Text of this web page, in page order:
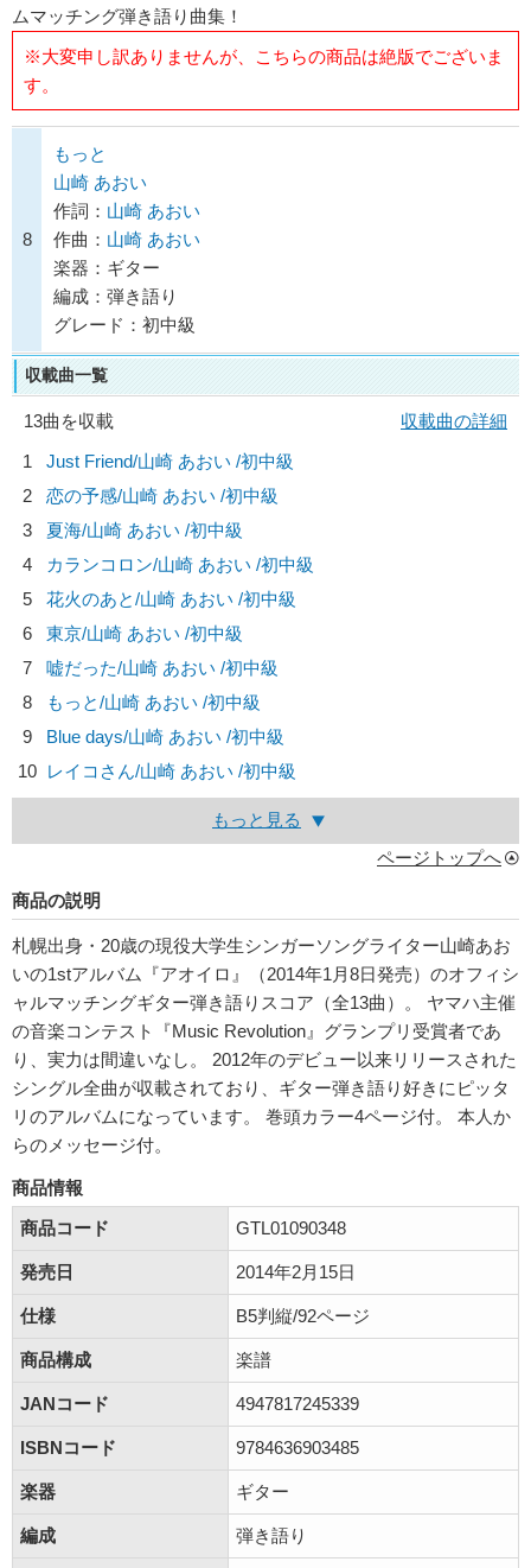
ムマッチング弾き語り曲集！
※大変申し訳ありませんが、こちらの商品は絶版でございま
す。
8
もっと
山崎 あおい
作詞： 山崎 あおい
作曲： 山崎 あおい
楽器：ギター
編成：弾き語り
グレード：初中級
収載曲一覧
13曲を収載
収載曲の詳細
1
Just Friend/山崎 あおい /初中級
2
恋の予感/山崎 あおい /初中級
3
夏海/山崎 あおい /初中級
4
カランコロン/山崎 あおい /初中級
5
花火のあと/山崎 あおい /初中級
6
東京/山崎 あおい /初中級
7
嘘だった/山崎 あおい /初中級
8
もっと/山崎 あおい /初中級
9
Blue days/山崎 あおい /初中級
10 レイコさん/山崎 あおい /初中級
もっと見る
ページトップへ
商品の説明
札幌出身・20歳の現役大学生シンガーソングライター山崎あお
いの1stアルバム『アオイロ』（2014年1月8日発売）のオフィシ
ャルマッチングギター弾き語りスコア（全13曲）。 ヤマハ主催
の音楽コンテスト『Music Revolution』グランプリ受賞者であ
り、実力は間違いなし。 2012年のデビュー以来リリースされた
シングル全曲が収載されており、ギター弾き語り好きにピッタ
リのアルバムになっています。 巻頭カラー4ページ付。 本人か
らのメッセージ付。
商品情報
商品コード
GTL01090348
発売日 2014年2月15日
仕様 B5判縦/92ページ
商品構成 楽譜
JANコード 4947817245339
ISBNコード 9784636903485
楽器 ギター
編成 弾き語り